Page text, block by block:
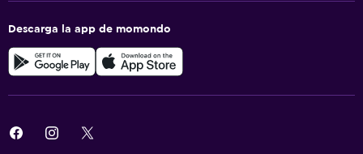
Descarga la app de momondo